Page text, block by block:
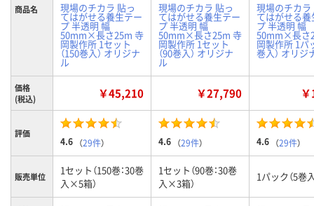
商品名 現場のチカラ 貼っ
てはがせる養生テー
プ 半透明 幅
50mm×長さ25m 寺
岡製作所 1セット
（150巻入） オリジナ
ル
現場のチカラ 貼っ
てはがせる養生テー
プ 半透明 幅
50mm×長さ25m 寺
岡製作所 1セット
（90巻入） オリジナ
ル
現場のチカラ
てはがせる
プ 半透明 幅
50mm×長さ
岡製作所 1パ
巻入） オリジ
価格
(税込)
￥45,210 ￥27,790
評価
4.6 （29件） 4.6 （29件） 4.6 （29件）
販売単位
1セット（150巻：30巻
入×5箱）
1セット（90巻：30巻
入×3箱）
1パック（5巻